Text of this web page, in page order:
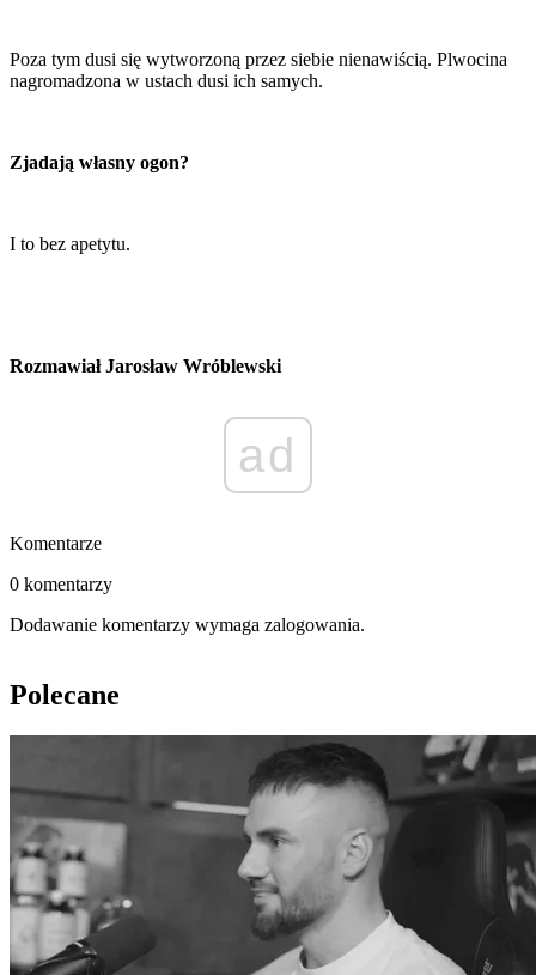
Poza tym dusi się wytworzoną przez siebie nienawiścią. Plwocina
nagromadzona w ustach dusi ich samych.
Zjadają własny ogon?
I to bez apetytu.
Rozmawiał Jarosław Wróblewski
ad
Komentarze
0 komentarzy
Dodawanie komentarzy wymaga zalogowania.
Polecane